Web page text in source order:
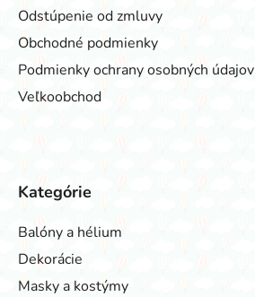
Odstúpenie od zmluvy
Obchodné podmienky
Podmienky ochrany osobných údajov
Veľkoobchod
Kategórie
Balóny a hélium
Dekorácie
Masky a kostýmy